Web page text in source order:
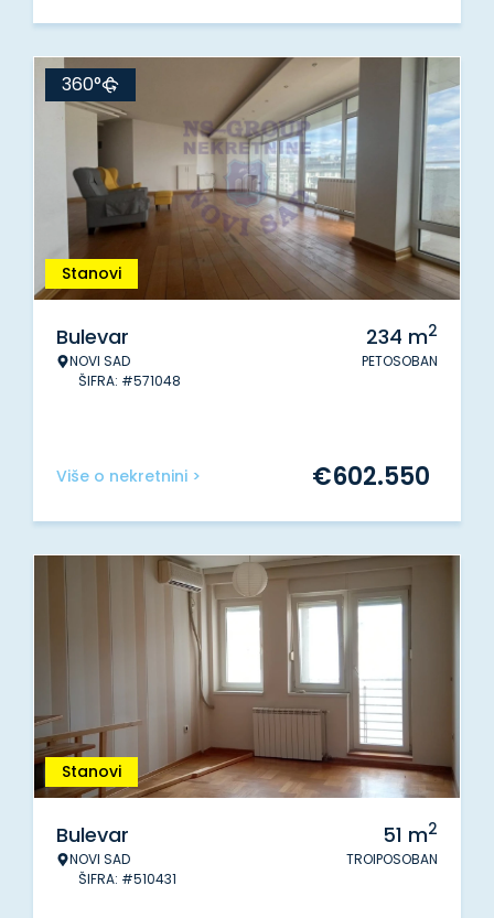
Stanovi
360°
Bulevar
NOVI SAD
ŠIFRA: #571048
234 m2
PETOSOBAN
Više o nekretnini > €602.550
Stanovi
Bulevar
NOVI SAD
ŠIFRA: #510431
51 m2
TROIPOSOBAN